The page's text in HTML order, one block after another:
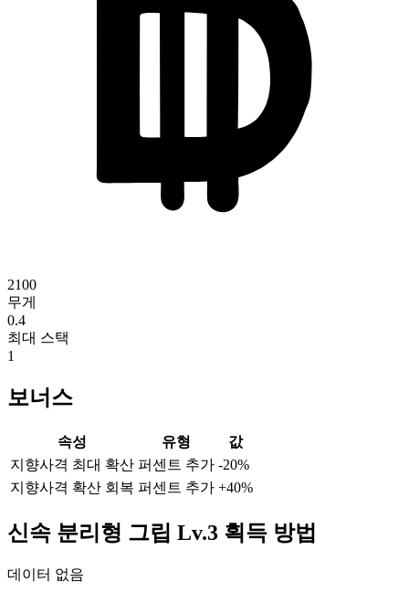
2100
무게
0.4
최대 스택
1
보너스
속성 유형
값
지향사격 최대 확산 퍼센트 추가 -20%
지향사격 확산 회복 퍼센트 추가 +40%
신속 분리형 그립 Lv.3 획득 방법
데이터 없음